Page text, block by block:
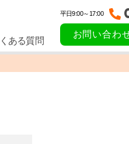
ある質問
平日9:00～17:00
お問い合わ